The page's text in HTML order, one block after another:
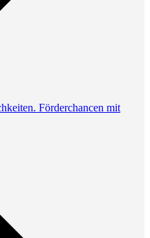
Förderchancen mit